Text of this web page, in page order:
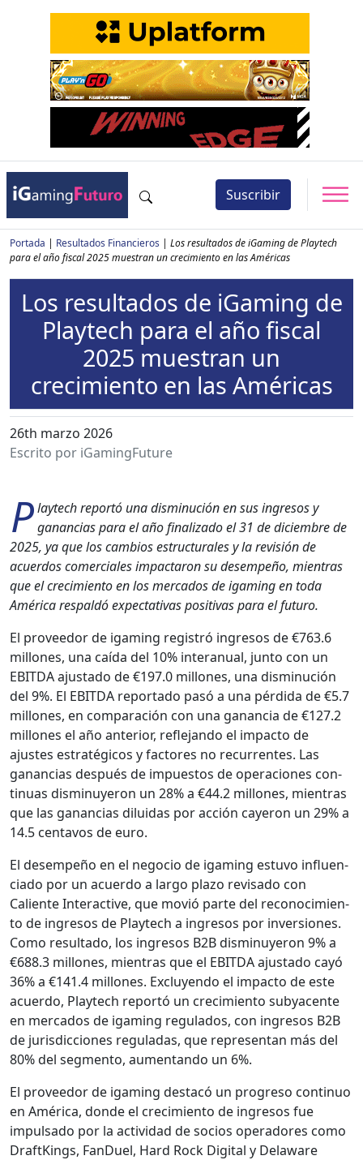
Suscribir
Portada | Resultados Financieros | Los resultados de iGaming de Playtech
para el año fiscal 2025 muestran un crecimiento en las Américas
Los resultados de iGaming de
Playtech para el año fiscal
2025 muestran un
crecimiento en las Américas
26th marzo 2026
Escrito por iGamingFuture
Playtech reportó una dis­min­u­ción en sus ingre­sos y
ganan­cias para el año final­iza­do el 31 de diciem­bre de
2025, ya que los cam­bios estruc­turales y la revisión de
acuer­dos com­er­ciales impactaron su desem­peño, mien­tras
que el crec­imien­to en los mer­ca­dos de igam­ing en toda
Améri­ca respaldó expec­ta­ti­vas pos­i­ti­vas para el futuro.
El provee­dor de igam­ing reg­istró ingre­sos de €763.6
mil­lones, una caí­da del 10% inter­an­u­al, jun­to con un
EBITDA ajus­ta­do de €197.0 mil­lones, una dis­min­u­ción
del 9%. El EBITDA repor­ta­do pasó a una pér­di­da de €5.7
mil­lones, en com­para­ción con una ganan­cia de €127.2
mil­lones el año ante­ri­or, refle­jan­do el impacto de
ajustes estratégi­cos y fac­tores no recur­rentes. Las
ganan­cias después de impuestos de opera­ciones con­
tin­uas dis­min­uyeron un 28% a €44.2 mil­lones, mien­tras
que las ganan­cias dilu­idas por acción cayeron un 29% a
14.5 cen­tavos de euro.
El desem­peño en el nego­cio de igam­ing estu­vo influ­en­
ci­a­do por un acuer­do a largo pla­zo revisa­do con
Caliente Inter­ac­tive, que movió parte del reconocimien­
to de ingre­sos de Playtech a ingre­sos por inver­siones.
Como resul­ta­do, los ingre­sos B2B dis­min­uyeron 9% a
€688.3 mil­lones, mien­tras que el EBITDA ajus­ta­do cayó
36% a €141.4 mil­lones. Excluyen­do el impacto de este
acuer­do, Playtech reportó un crec­imien­to sub­y­a­cente
en mer­ca­dos de igam­ing reg­u­la­dos, con ingre­sos B2B
de juris­dic­ciones reg­u­ladas, que rep­re­sen­tan más del
80% del seg­men­to, aumen­tan­do un 6%.
El provee­dor de igam­ing destacó un pro­gre­so con­tin­uo
en Améri­ca, donde el crec­imien­to de ingre­sos fue
impul­sa­do por la activi­dad de socios oper­adores como
DraftK­ings, Fan­Du­el, Hard Rock Dig­i­tal y Delaware